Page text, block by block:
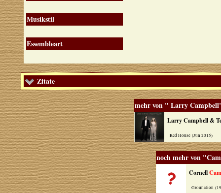
Musikstil
Essembleart
Zitate
mehr von " Larry
Larry Campbell &
Red House (Jun 2015)
noch mehr von
Cornell
Grounation